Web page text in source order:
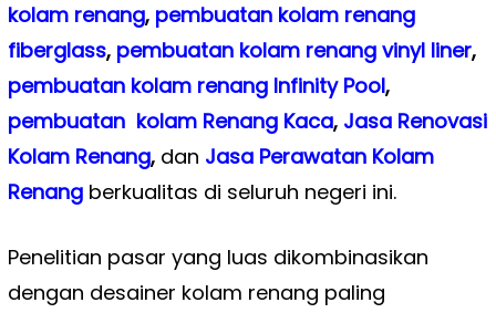
kolam renang, pembuatan kolam renang
fiberglass, pembuatan kolam renang vinyl liner,
pembuatan kolam renang Infinity Pool,
pembuatan kolam Renang Kaca, Jasa Renovasi
Kolam Renang, dan Jasa Perawatan Kolam
Renangberkualitas di seluruh negeri ini.
Penelitian pasar yang luas dikombinasikan
dengan desainer kolam renang paling